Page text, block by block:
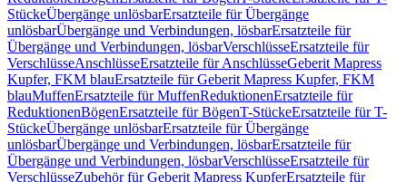
StückeÜbergänge unlösbarErsatzteile für Übergänge
unlösbarÜbergänge und Verbindungen, lösbarErsatzteile für
Übergänge und Verbindungen, lösbarVerschlüsseErsatzteile für
VerschlüsseAnschlüsseErsatzteile für AnschlüsseGeberit Mapress
Kupfer, FKM blauErsatzteile für Geberit Mapress Kupfer, FKM
blauMuffenErsatzteile für MuffenReduktionenErsatzteile für
ReduktionenBögenErsatzteile für BögenT-StückeErsatzteile für T-
StückeÜbergänge unlösbarErsatzteile für Übergänge
unlösbarÜbergänge und Verbindungen, lösbarErsatzteile für
Übergänge und Verbindungen, lösbarVerschlüsseErsatzteile für
VerschlüsseZubehör für Geberit Mapress KupferErsatzteile für